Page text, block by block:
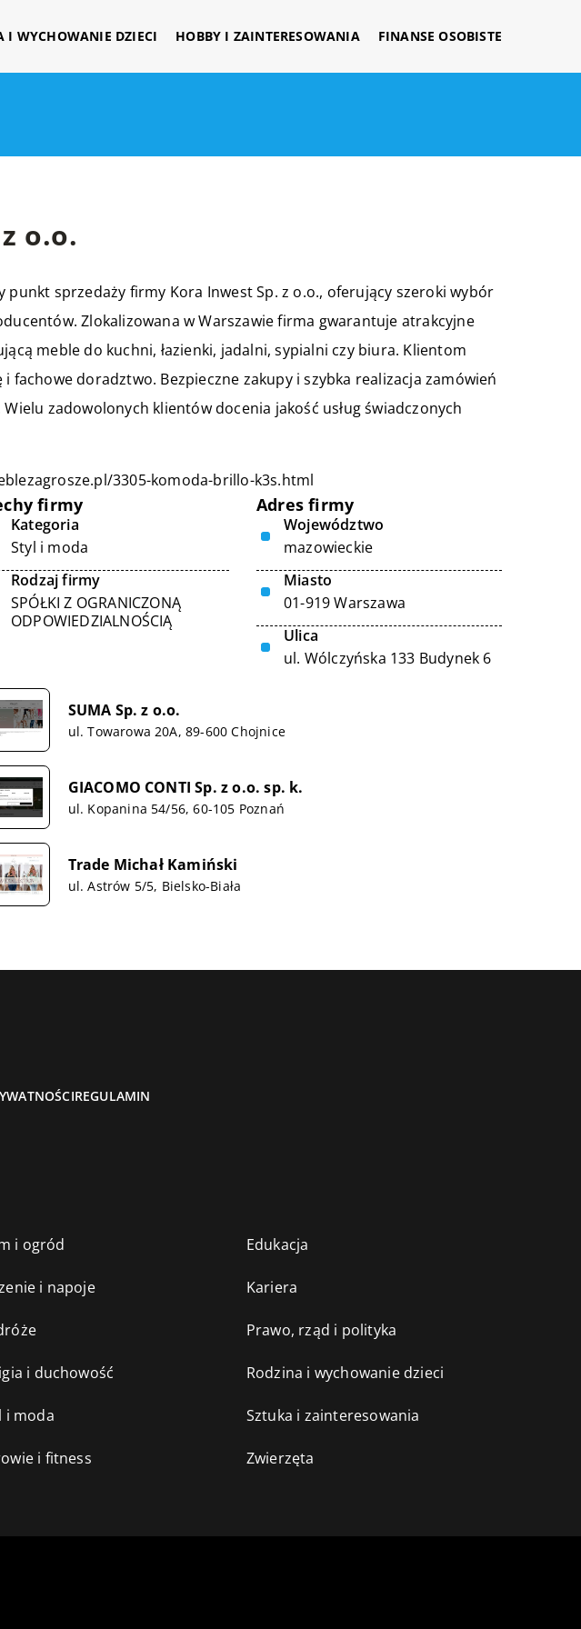
I WYCHOWANIE DZIECI HOBBY I ZAINTERESOWANIA FINANSE OSOBISTE
o.o.
sprzedaży firmy Kora Inwest Sp. z o.o., oferujący szeroki wybór
Zlokalizowana w Warszawie firma gwarantuje atrakcyjne
meble do kuchni, łazienki, jadalni, sypialni czy biura. Klientom
fachowe doradztwo. Bezpieczne zakupy i szybka realizacja zamówień
zadowolonych klientów docenia jakość usług świadczonych
3305-komoda-brillo-k3s.html
firmy
Kategoria
Styl i moda
Rodzaj firmy
SPÓŁKI Z OGRANICZONĄ
ODPOWIEDZIALNOŚCIĄ
Adres firmy
Województwo
mazowieckie
Miasto
01-919 Warszawa
Ulica
ul. Wólczyńska 133 Budynek 6
SUMA Sp. z o.o.
ul. Towarowa 20A, 89-600 Chojnice
GIACOMO CONTI Sp. z o.o. sp. k.
ul. Kopanina 54/56, 60-105 Poznań
Trade Michał Kamiński
ul. Astrów 5/5, Bielsko-Biała
REGULAMIN
i ogród Edukacja
i napoje Kariera
Prawo, rząd i polityka
i duchowość Rodzina i wychowanie dzieci
i moda Sztuka i zainteresowania
i fitness Zwierzęta